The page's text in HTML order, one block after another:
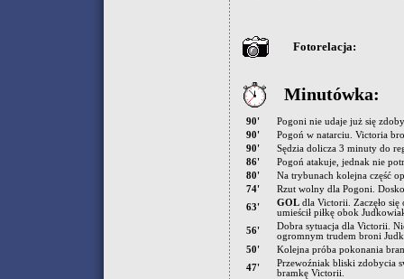
Fotorelacja:
Minutówka:
90'
Pogoni nie udaje już się
90'
Pogoń w natarciu. Victoria
90'
Sędzia dolicza 3 minuty do
86'
Pogoń atakuje, jednak nie
80'
Na trybunach kolejna część
74'
Rzut wolny dla Pogoni.
63'
GOL dla Victorii. Zaczęło
umieścił piłkę obok
56'
Dobra sytuacja dla Victorii.
ogromnym trudem broni
50'
Kolejna próba pokonania
47'
Przewoźniak bliski zdobycia
bramkę Victorii.